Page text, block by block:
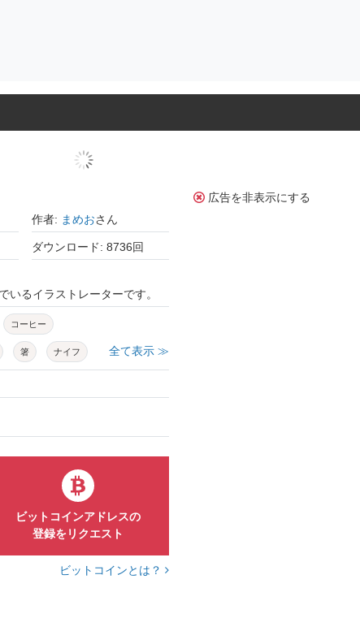
作者: まめおさん
ダウンロード: 8736回
いるイラストレーターです。
コーヒー
箸 ナイフ
机 椅子
全て表示 ≫
ビットコインアドレスの
登録をリクエスト
ビットコインとは？
広告を非表示にする